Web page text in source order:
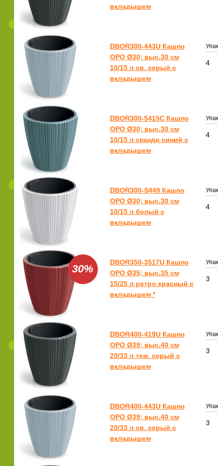
вкладышем
DBOR300-443U Кашпо
ОРО Ø30; выс.30 см
10/15 л св. серый с
вкладышем
4
DBOR300-5415C Кашпо
ОРО Ø30; выс.30 см
10/15 л сканди синий с
вкладышем
4
DBOR300-S449 Кашпо
ОРО Ø30; выс.30 см
10/15 л белый с
вкладышем
4
30%
DBOR350-3517U Кашпо
ОРО Ø35; выс.35 см
15/25 л ретро красный с
вкладышем *
3
DBOR400-419U Кашпо
ОРО Ø39; выс.40 см
20/33 л тем. серый с
вкладышем
3
DBOR400-443U Кашпо
ОРО Ø39; выс.40 см
20/33 л св. серый с
вкладышем
3